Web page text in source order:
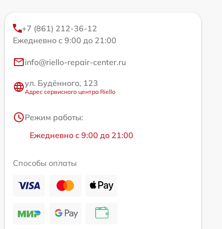
+7 (861) 212-36-12
Ежедневно с 9:00 до 21:00
info@riello-repair-center.ru
ул. Будённого, 123
Адрес сервисного центра Riello
Режим работы:
Ежедневно с 9:00 до 21:00
Способы оплаты